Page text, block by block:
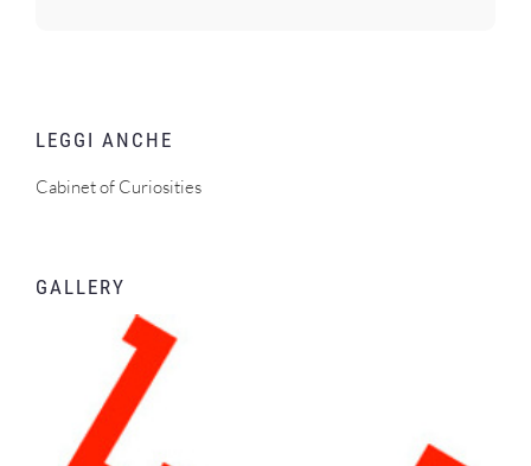
LEGGI ANCHE
Cabinet of Curiosities
GALLERY